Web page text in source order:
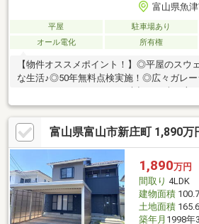
富山県魚
平屋 駐車場あり
オール電化
所有権
【物件オススメポイント！】◎平屋のスウ
な生活♪◎50年無料点検実施！◎広々ガレ
用など使い方は無限大♪◎高気密高断熱の
♪◎ウッドデッキからの絶景を誰にも邪魔
まだまだお伝えしたいことがありますが書
ひ直接ご覧になってください！北陸道魚津
北陸新幹線の黒部宇奈月温泉駅まで車で20
予約受付中！お問い合わせはフリーダイヤ
まで♪
富山県富山市新庄町 1,890万
1,890万円
間取り 4LDK
建物面積
土地面積
築年月 1998年